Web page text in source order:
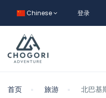
Chinese 登录
首页 旅游 北巴基